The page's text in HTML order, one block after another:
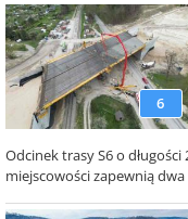
6
Odcinek trasy S6 o
miejscowości zapewnią